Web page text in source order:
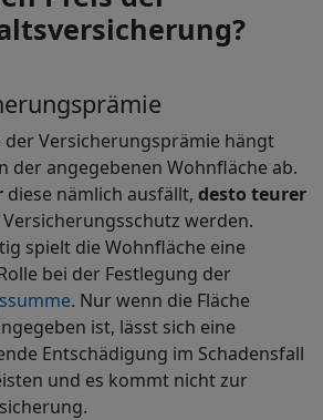
der Versicherungsprämie hängt
der angegebenen Wohnfläche ab.
diese nämlich ausfällt, desto teurer
werden.
spielt die Wohnfläche eine
bei der Festlegung der
. Nur wenn die Fläche
ist, lässt sich eine
Entschädigung im Schadensfall
und es kommt nicht zur